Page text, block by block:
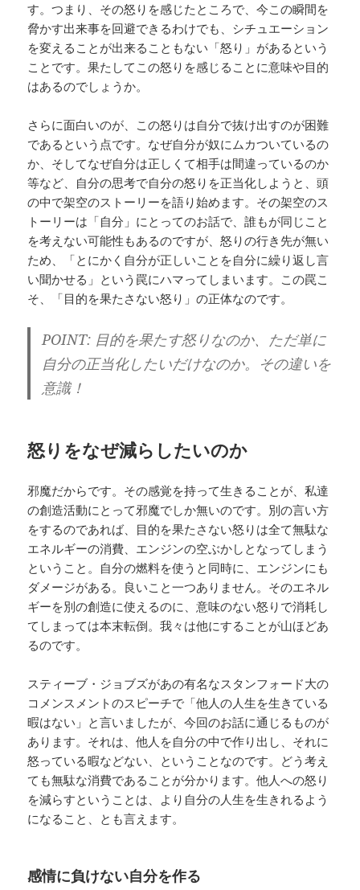
す。つまり、その怒りを感じたところで、今この瞬間を
脅かす出来事を回避できるわけでも、シチュエーション
を変えることが出来ることもない「怒り」があるという
ことです。果たしてこの怒りを感じることに意味や目的
はあるのでしょうか。
さらに面白いのが、この怒りは自分で抜け出すのが困難
であるという点です。なぜ自分が奴にムカついているの
か、そしてなぜ自分は正しくて相手は間違っているのか
等など、自分の思考で自分の怒りを正当化しようと、頭
の中で架空のストーリーを語り始めます。その架空のス
トーリーは「自分」にとってのお話で、誰もが同じこと
を考えない可能性もあるのですが、怒りの行き先が無い
ため、「とにかく自分が正しいことを自分に繰り返し言
い聞かせる」という罠にハマってしまいます。この罠こ
そ、「目的を果たさない怒り」の正体なのです。
POINT: 目的を果たす怒りなのか、ただ単に
自分の正当化したいだけなのか。その違いを
意識！
怒りをなぜ減らしたいのか
邪魔だからです。その感覚を持って生きることが、私達
の創造活動にとって邪魔でしか無いのです。別の言い方
をするのであれば、目的を果たさない怒りは全て無駄な
エネルギーの消費、エンジンの空ぶかしとなってしまう
ということ。自分の燃料を使うと同時に、エンジンにも
ダメージがある。良いこと一つありません。そのエネル
ギーを別の創造に使えるのに、意味のない怒りで消耗し
てしまっては本末転倒。我々は他にすることが山ほどあ
るのです。
スティーブ・ジョブズがあの有名なスタンフォード大の
コメンスメントのスピーチで「他人の人生を生きている
暇はない」と言いましたが、今回のお話に通じるものが
あります。それは、他人を自分の中で作り出し、それに
怒っている暇などない、ということなのです。どう考え
ても無駄な消費であることが分かります。他人への怒り
を減らすということは、より自分の人生を生きれるよう
になること、とも言えます。
感情に負けない自分を作る